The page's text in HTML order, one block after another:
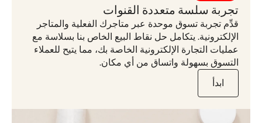
تجربة سلسة متعددة القنوات
قدِّم تجربة تسوق موحدة عبر متاجرك الفعلية والمتاجر
الإلكترونية. يتكامل حل نقاط البيع الخاص بنا بسلاسة مع
عمليات التجارة الإلكترونية الخاصة بك، مما يتيح للعملاء
التسوق بسهولة واتساق من أي مكان.
ابدأ